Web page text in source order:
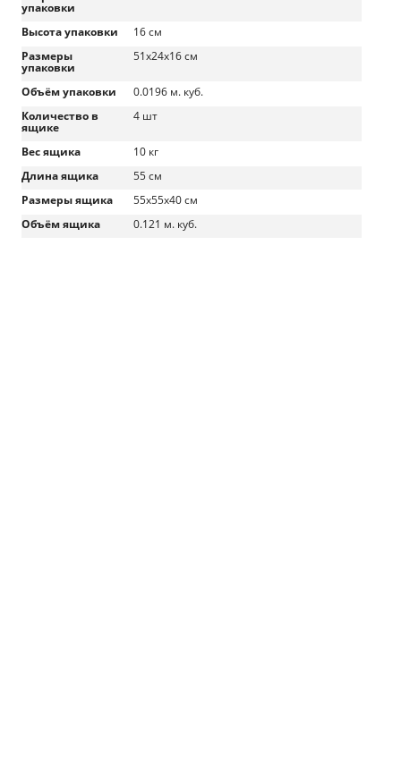
упаковки
Высота упаковки
16 см
Размеры
упаковки
51x24x16 см
Объём упаковки
0.0196 м. куб.
Количество в
ящике
4 шт
Вес ящика
10 кг
Длина ящика
55 см
Размеры ящика
55x55x40 см
Объём ящика
0.121 м. куб.